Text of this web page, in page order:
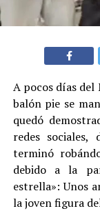
A pocos días
balón pie se
quedó
redes
terminó
debido a la
estrella»: Unos
la joven figura